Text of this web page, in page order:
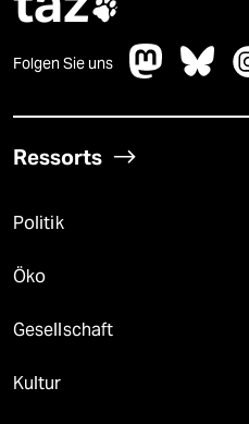

Folgen Sie uns
Ressorts
Politik
Öko
Gesellschaft
Kultur